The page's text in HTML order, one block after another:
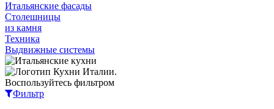
Итальянские фасады
Столешницы
из камня
Техника
Выдвижные системы
Воспользуйтесь фильтром
Фильтр